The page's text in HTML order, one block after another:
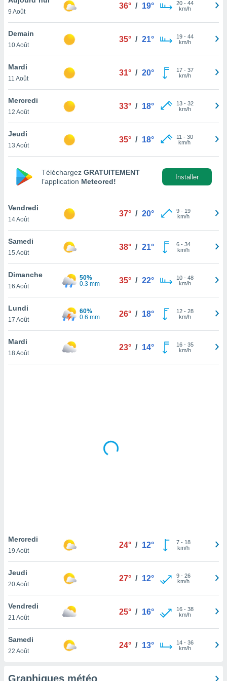
et
»,
au
vous
qu'ils
ou
le
ainsi
un
la
du
votre
à
en
le
notre
que
et que
9 Août
36° / 19° 20- 44
km/h
Demain
10 Août
35° / 21° 19- 44
km/h
Mardi
11 Août
31° / 20° 17- 37
km/h
Mercredi
12 Août
33° / 18° 13- 32
km/h
Jeudi
13 Août
35° / 18° 11 - 30
km/h
Téléchargez GRATUITEMENT
l’application Meteored!
Installer
Vendredi
14 Août
37° / 20° 9- 19
km/h
Samedi
15 Août
38° / 21° 6- 34
km/h
Dimanche
16 Août
50%
0.3 mm
35° / 22° 10- 48
km/h
Lundi
17 Août
60%
0.6 mm
26° / 18° 12- 28
km/h
Mardi
18 Août
23° / 14° 16- 35
km/h
Mercredi
19 Août
24° / 12° 7- 18
km/h
Jeudi
20 Août
27° / 12° 9- 26
km/h
Vendredi
21 Août
25° / 16° 16- 38
km/h
Samedi
22 Août
24° / 13° 14- 36
km/h
Graphiques météo